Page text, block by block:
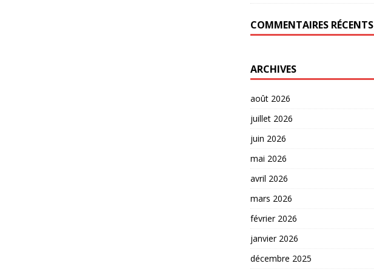
COMMENTAIRES RÉCENTS
ARCHIVES
août 2026
juillet 2026
juin 2026
mai 2026
avril 2026
mars 2026
février 2026
janvier 2026
décembre 2025